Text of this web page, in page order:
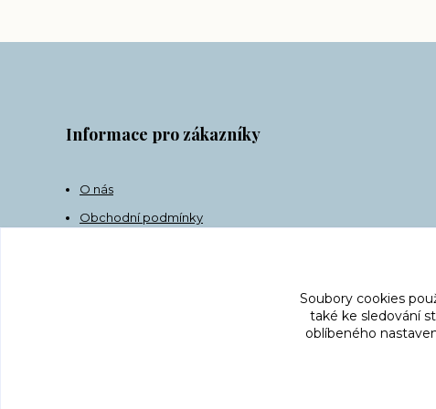
Informace pro zákazníky
O nás
Obchodní podmínky
Soubory cookies
také ke sledování
oblíbeného